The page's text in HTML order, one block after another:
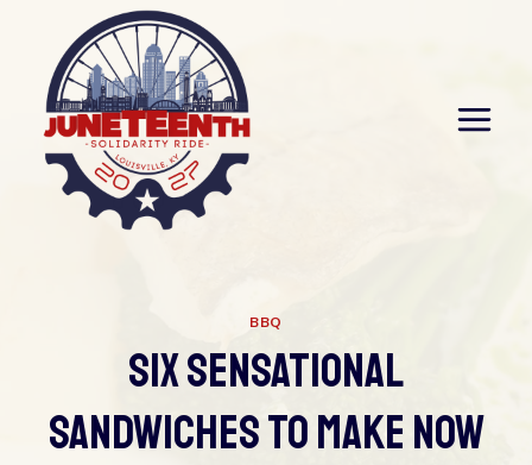
content
BBQ
Six Sensational
Sandwiches To Make Now